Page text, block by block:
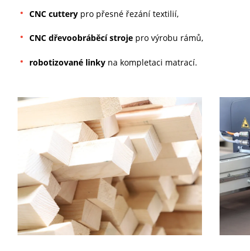
CNC cuttery pro přesné řezání textilií,
CNC dřevoobráběcí stroje pro výrobu rámů,
robotizované linky na kompletaci matrací.